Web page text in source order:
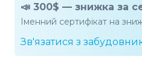
📣 300$ — знижка за
Іменний сертифікат на
Зв'язатися з